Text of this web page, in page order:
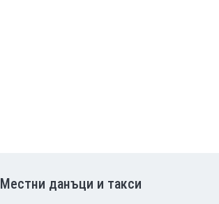
Местни данъци и такси